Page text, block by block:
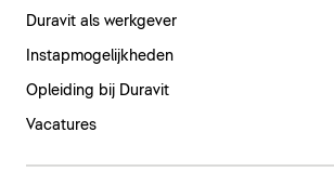
Duravit als werkgever
Instapmogelijkheden
Opleiding bij Duravit
Vacatures